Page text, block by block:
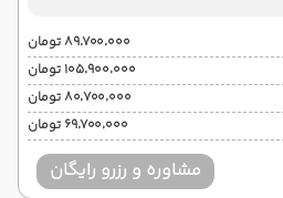
۸۹٬۷۰۰٬۰۰۰ تومان
۱۰۵٬۹۰۰٬۰۰۰ تومان
۸۰٬۷۰۰٬۰۰۰ تومان
۶۹٬۷۰۰٬۰۰۰ تومان
مشاوره و رزرو رایگان